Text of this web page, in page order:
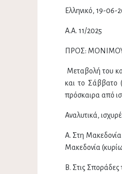
Ελληνικό, 19-06-
Α.Α. 11/2025
ΠΡΟΣ:
Μεταβολή του
και το Σάββατο
πρόσκαιρα από
Αναλυτικά,
Α. Στη Μακεδονία
Μακεδονία
Β. Στις